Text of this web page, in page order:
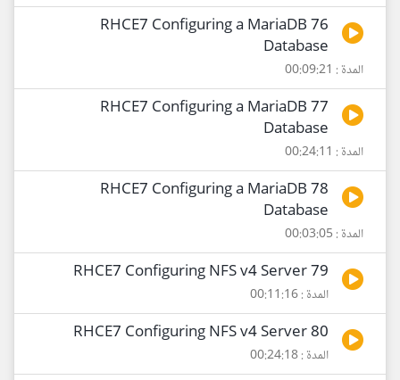
76 RHCE7 Configuring a MariaDB
Database
المدة : 00:09:21
77 RHCE7 Configuring a MariaDB
Database
المدة : 00:24:11
78 RHCE7 Configuring a MariaDB
Database
المدة : 00:03:05
79 RHCE7 Configuring NFS v4 Server
المدة : 00:11:16
80 RHCE7 Configuring NFS v4 Server
المدة : 00:24:18